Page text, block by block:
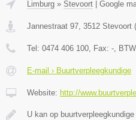
Limburg » Stevoort Google
Jannestraat 97 3512 Stevoort (
Tel: 0474 406 100 , Fax: - ,
E-mail › Buurtverpleegkundige
Website: http://
U kan op